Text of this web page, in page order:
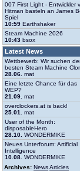
007 First Light - Entwickler
Hitman basteln an James
Spiel
10:59 Earthshaker
Steam Machine 2026
10:43 bsox
Latest News
Wettbewerb: Wir suchen
besten Steam Machine
28.06. mat
Eine letzte Chance für das
WEP?
21.09. mat
overclockers.at is back!
25.01.
mat
User of the Month:
disposableHero
28.10. WONDERMIKE
Neues Unterforum: Artificial
Intelligence
10.08. WONDERMIKE
Archives: NewsArticles